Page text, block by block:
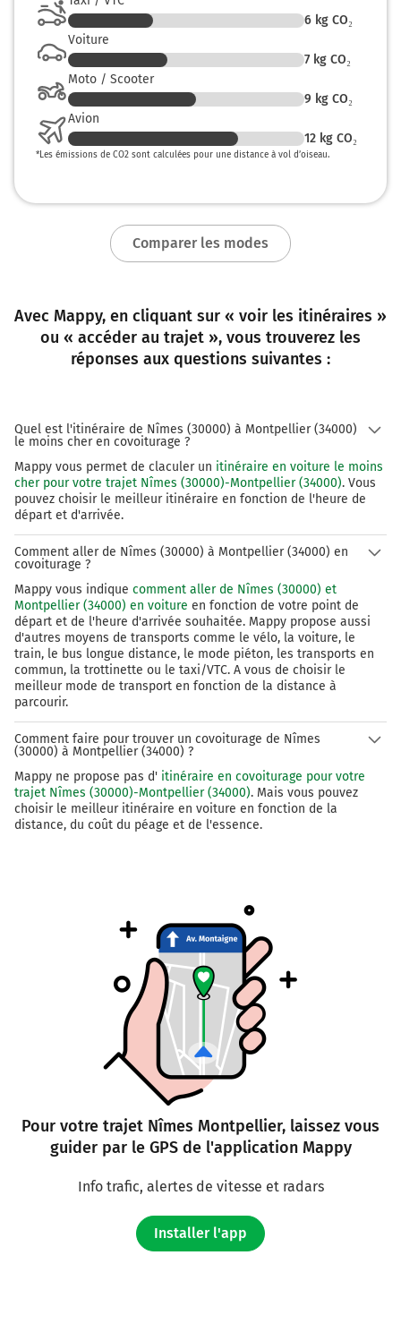
6 kg CO₂
Voiture
7 kg CO₂
Moto / Scooter
9 kg CO₂
Avion
12 kg CO₂
*Les émissions de CO2 sont calculées pour une distance à vol d’oiseau.
Comparer les modes
Avec Mappy, en cliquant sur « voir les itinéraires »
ou « accéder au trajet », vous trouverez les
réponses aux questions suivantes :
Quel est l'itinéraire de Nîmes (30000) à Montpellier (34000)
le moins cher en covoiturage ?
Mappy vous permet de claculer un itinéraire en voiture le moins
cher pour votre trajet Nîmes (30000)-Montpellier (34000). Vous
pouvez choisir le meilleur itinéraire en fonction de l'heure de
départ et d'arrivée.
Comment aller de Nîmes (30000) à Montpellier (34000) en
covoiturage ?
Mappy vous indique comment aller de Nîmes (30000) et
Montpellier (34000) en voiture en fonction de votre point de
départ et de l'heure d'arrivée souhaitée. Mappy propose aussi
d'autres moyens de transports comme le vélo, la voiture, le
train, le bus longue distance, le mode piéton, les transports en
commun, la trottinette ou le taxi/VTC. A vous de choisir le
meilleur mode de transport en fonction de la distance à
parcourir.
Comment faire pour trouver un covoiturage de Nîmes
(30000) à Montpellier (34000) ?
Mappy ne propose pas d' itinéraire en covoiturage pour votre
trajet Nîmes (30000)-Montpellier (34000). Mais vous pouvez
choisir le meilleur itinéraire en voiture en fonction de la
distance, du coût du péage et de l'essence.
Pour votre trajet Nîmes Montpellier, laissez vous
guider par le GPS de l'application Mappy
Info trafic, alertes de vitesse et radars
Installer l'app